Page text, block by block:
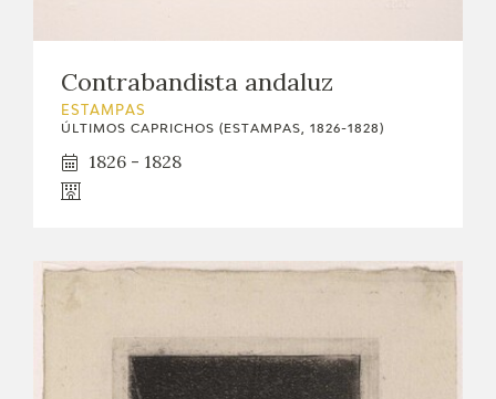
Contrabandista andaluz
ESTAMPAS
ÚLTIMOS CAPRICHOS (ESTAMPAS, 1826-1828)
1826 - 1828